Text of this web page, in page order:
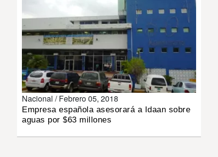
IMPRESO
Nacional /Febrero 05, 2018
Empresa española asesorará a Idaan sobre
aguas por $63 millones